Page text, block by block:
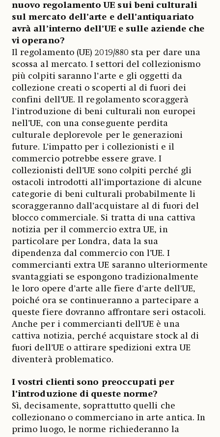
nuovo regolamento UE sui beni culturali
sul mercato dell’arte e dell’antiquariato
avrà all’interno dell’UE e sulle aziende che
vi operano?
Il regolamento (UE) 2019/880 sta per dare una
scossa al mercato. I settori del collezionismo
più colpiti saranno l’arte e gli oggetti da
collezione creati o scoperti al di fuori dei
confini dell’UE. Il regolamento scoraggerà
l’introduzione di beni culturali non europei
nell’UE, con una conseguente perdita
culturale deplorevole per le generazioni
future. L’impatto per i collezionisti e il
commercio potrebbe essere grave. I
collezionisti dell’UE sono colpiti perché gli
ostacoli introdotti all’importazione di alcune
categorie di beni culturali probabilmente li
scoraggeranno dall’acquistare al di fuori del
blocco commerciale. Si tratta di una cattiva
notizia per il commercio extra UE, in
particolare per Londra, data la sua
dipendenza dal commercio con l’UE. I
commercianti extra UE saranno ulteriormente
svantaggiati se espongono tradizionalmente
le loro opere d’arte alle fiere d'arte dell'UE,
poiché ora se continueranno a partecipare a
queste fiere dovranno affrontare seri ostacoli.
Anche per i commercianti dell’UE è una
cattiva notizia, perché acquistare stock al di
fuori dell’UE o attirare spedizioni extra UE
diventerà problematico.
I vostri clienti sono preoccupati per
l’introduzione di queste norme?
Sì, decisamente, soprattutto quelli che
collezionano o commerciano in arte antica. In
primo luogo, le norme richiederanno la